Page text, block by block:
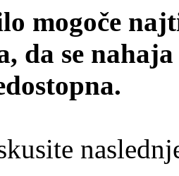
mogoče
da se